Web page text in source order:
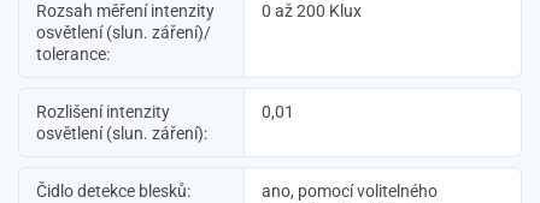
Rozsah měření intenzity
osvětlení (slun. záření)/
tolerance:
0 až 200 Klux
Rozlišení intenzity
osvětlení (slun. záření):
0,01
Čidlo detekce blesků:
ano, pomocí volitelného